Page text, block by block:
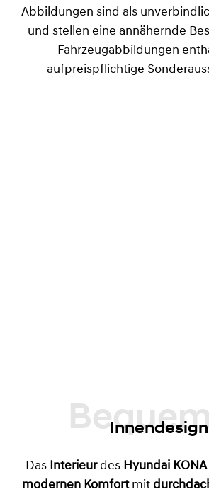
Abbildungen sind als
und stellen eine annähernde
Fahrzeugabbildungen
aufpreispflichtige
Bequemes
Innendesign
Das Interieur des Hyundai
modernen Komfort mit